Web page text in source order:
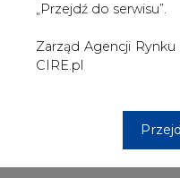
„Przejdź do serwisu”.
Zarząd Agencji
CIRE.pl
docenią zalety EV.
Pojazdy elektryczne
części oraz wyższą
poziom hałasu i brak
powyższych